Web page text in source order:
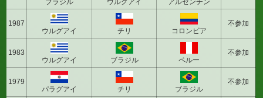
ブラジル
ウルグアイ アルゼンチン
1987
ウルグアイ
チリ コロンビア
不参加
1983
ウルグアイ
ブラジル ペルー
不参加
1979
パラグアイ
チリ ブラジル
不参加